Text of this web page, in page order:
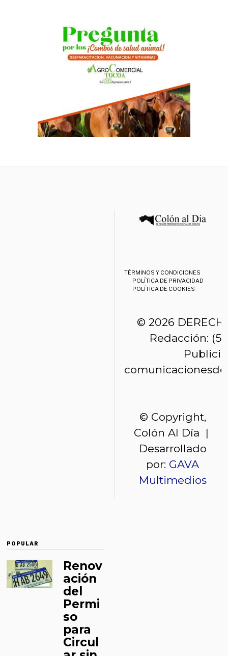
TÉRMINOS Y CONDICIONES
POLÍTICA DE PRIVACIDAD
POLÍTICA DE COOKIES
© 2026
Redacción:
© Copyright,
Colón Al Día |
Desarrollado
por: GAVA
Multimedios
POPULAR
Renov
ación
del
Permi
so
para
Circul